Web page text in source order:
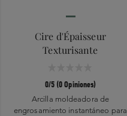
Cire d'Épaisseur
Texturisante
0/5 (0 Opiniones)
Arcilla moldeadora de
engrosamiento instantáneo para